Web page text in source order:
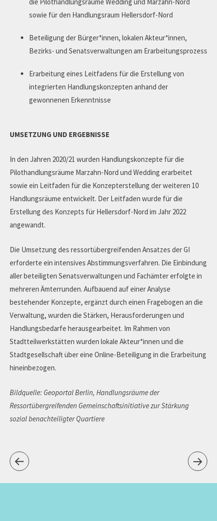
sowie für den Handlungsraum Hellersdorf-Nord
Beteiligung der Bürger*innen, lokalen Akteur*innen,
Bezirks- und Senatsverwaltungen am Erarbeitungsprozess
Erarbeitung eines Leitfadens für die Erstellung von
integrierten Handlungskonzepten anhand der
gewonnenen Erkenntnisse
UMSETZUNG UND ERGEBNISSE
In den Jahren 2020/21 wurden Handlungskonzepte für die
Pilothandlungsräume Marzahn-Nord und Wedding erarbeitet
sowie ein Leitfaden für die Konzepterstellung der weiteren 10
Handlungsräume entwickelt. Der Leitfaden wurde für die
Erstellung des Konzepts für Hellersdorf-Nord im Jahr 2022
angewandt.
Die Umsetzung des ressortübergreifenden Ansatzes der GI
erforderte ein intensives Abstimmungsverfahren. Die Einbindung
aller beteiligten Senatsverwaltungen und Fachämter erfolgte in
mehreren Ämterrunden. Aufbauend auf einer Analyse
bestehender Konzepte, ergänzt durch einen Fragebogen an die
Verwaltung, wurden die Stärken, Herausforderungen und
Handlungsbedarfe herausgearbeitet. Im Rahmen von
Stadtteilwerkstätten wurden lokale Akteur*innen und die
Stadtgesellschaft über eine Online-Beteiligung in die Erarbeitung
hineinbezogen.
Bildquelle: Geoportal Berlin, Handlungsräume der
Ressortübergreifenden Gemeinschaftsinitiative zur Stärkung
sozial benachteiligter Quartiere